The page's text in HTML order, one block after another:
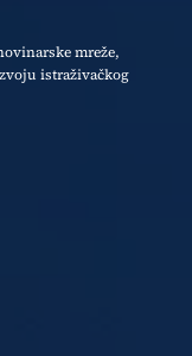
mreže,
istraživačkog